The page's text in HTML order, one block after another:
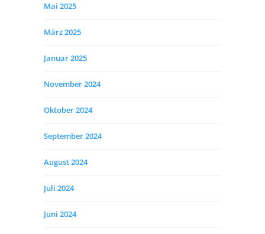
Mai 2025
März 2025
Januar 2025
November 2024
Oktober 2024
September 2024
August 2024
Juli 2024
Juni 2024